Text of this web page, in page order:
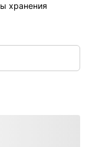
хранения